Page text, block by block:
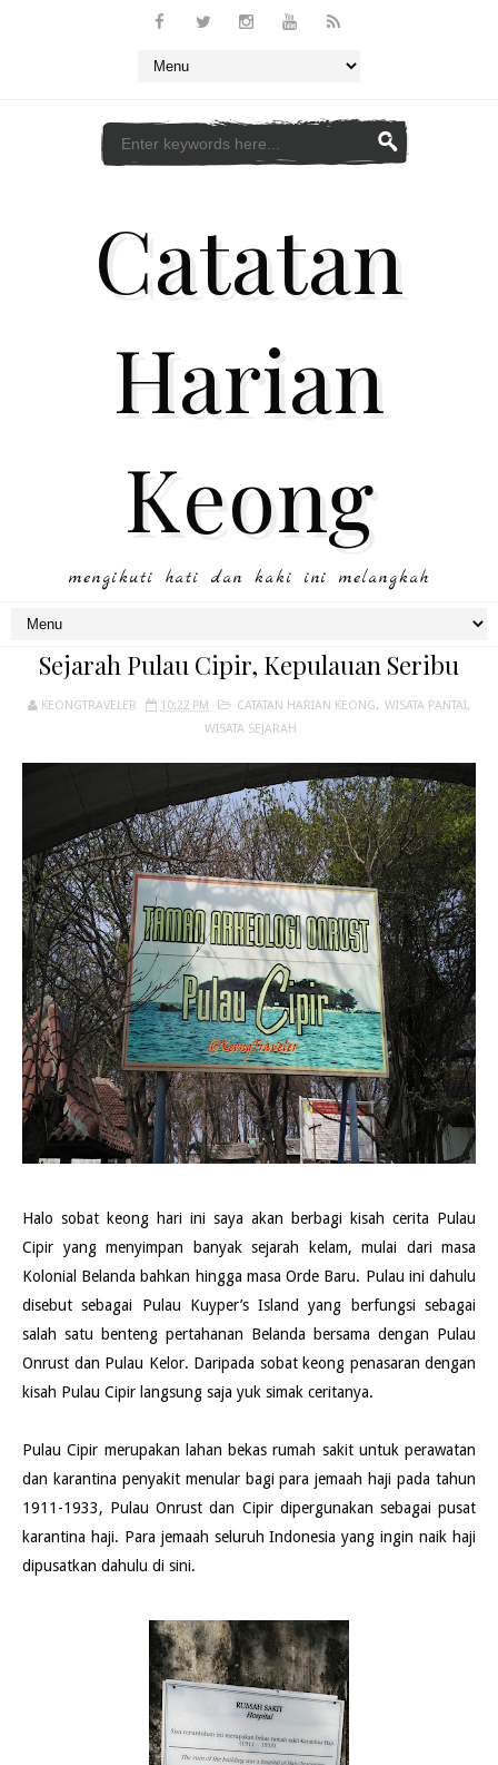
Catatan
Harian
Keong
mengikuti hati dan kaki ini melangkah
Sejarah Pulau Cipir, Kepulauan Seribu
KEONGTRAVELER 10:22 PM CATATAN HARIAN KEONG, WISATA PANTAI,
WISATA SEJARAH
Halo sobat keong hari ini saya akan berbagi kisah cerita Pulau
Cipir yang menyimpan banyak sejarah kelam, mulai dari masa
Kolonial Belanda bahkan hingga masa Orde Baru. Pulau ini dahulu
disebut sebagai Pulau Kuyper’s Island yang berfungsi sebagai
salah satu benteng pertahanan Belanda bersama dengan Pulau
Onrust dan Pulau Kelor. Daripada sobat keong penasaran dengan
kisah Pulau Cipir langsung saja yuk simak ceritanya.
Pulau Cipir merupakan lahan bekas rumah sakit untuk perawatan
dan karantina penyakit menular bagi para jemaah haji pada tahun
1911-1933, Pulau Onrust dan Cipir dipergunakan sebagai pusat
karantina haji. Para jemaah seluruh Indonesia yang ingin naik haji
dipusatkan dahulu di sini.